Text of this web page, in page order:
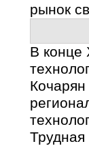
рынок
В конце
Трудная